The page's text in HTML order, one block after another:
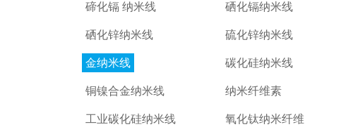
碲化镉 纳米线 硒化镉纳米线
硒化锌纳米线 硫化锌纳米线
金纳米线 碳化硅纳米线
铜镍合金纳米线 纳米纤维素
工业碳化硅纳米线 氧化钛纳米纤维